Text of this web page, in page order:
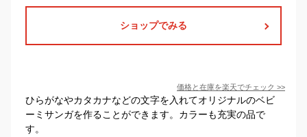
ショップでみる
価格と在庫を楽天でチェック >>
ひらがなやカタカナなどの文字を入れてオリジナルのベビ
ーミサンガを作ることができます。カラーも充実の品で
す。